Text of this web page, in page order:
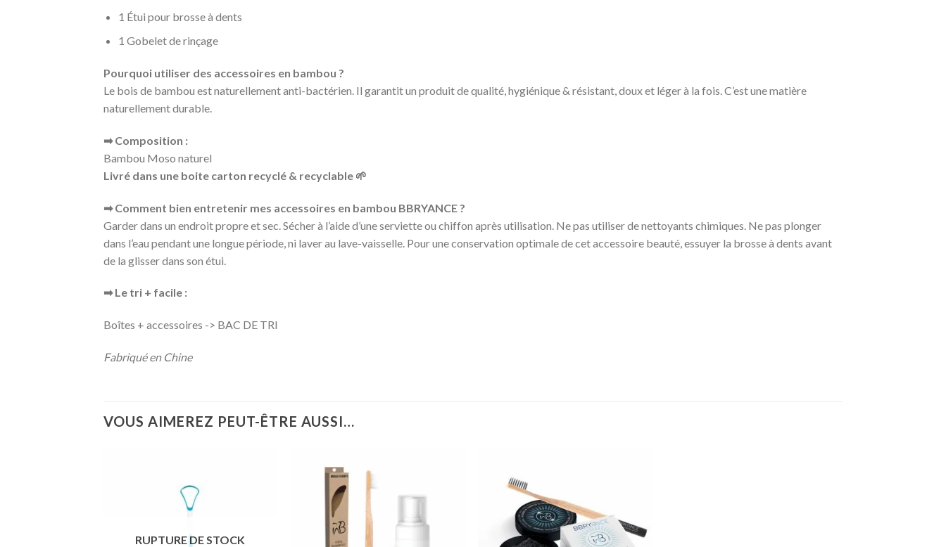
1 Étui pour brosse à dents
1 Gobelet de rinçage
Pourquoi utiliser des accessoires en bambou ?
Le bois de bambou est naturellement anti-bactérien. Il garantit un produit de qualité, hygiénique & résistant, doux et léger à la fois. C’est une matière
naturellement durable.
➡ Composition :
Bambou Moso naturel
Livré dans une boite carton recyclé & recyclable 🌱
➡ Comment bien entretenir mes accessoires en bambou BBRYANCE ?
Garder dans un endroit propre et sec. Sécher à l’aide d’une serviette ou chiffon après utilisation. Ne pas utiliser de nettoyants chimiques. Ne pas plonger
dans l’eau pendant une longue période, ni laver au lave-vaisselle. Pour une conservation optimale de cet accessoire beauté, essuyer la brosse à dents avant
de la glisser dans son étui.
➡ Le tri + facile :
Boîtes + accessoires -> BAC DE TRI
Fabriqué en Chine
VOUS AIMEREZ PEUT-ÊTRE AUSSI…
RUPTURE DE STOCK
à la
wishlist